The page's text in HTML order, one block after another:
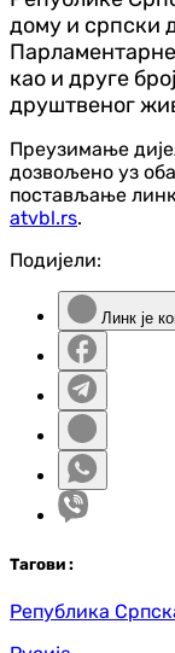
дому и српски
као и друге
друштвеног
Преузимање
дозвољено уз
постављање
atvbl.rs.
Подијели:
Линк је
Тагови :
Република